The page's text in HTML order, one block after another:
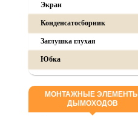
Экран
Конденсатосборник
Заглушка глухая
Юбка
МОНТАЖНЫЕ ЭЛЕМЕНТЫ
ДЫМОХОДОВ